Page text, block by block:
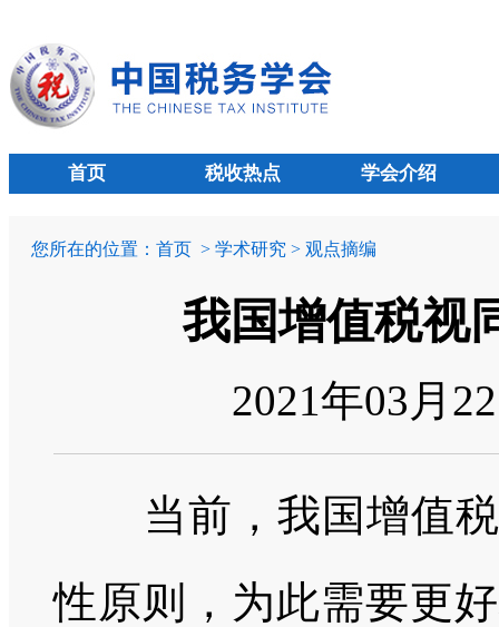
首页 税收热点 学会介绍
您所在的位置： 首页 > 学术研究 > 观点摘编
我国增值税视
2021年03月
当前，我国增值税
性原则，为此需要更